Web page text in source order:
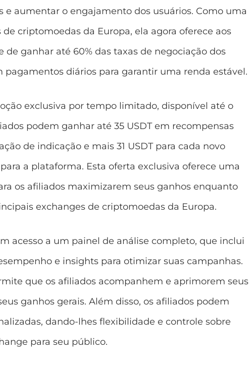
e aumentar o engajamento dos usuários. Como uma
criptomoedas da Europa, ela agora oferece aos
de ganhar até 60% das taxas de negociação dos
pagamentos diários para garantir uma renda estável.
exclusiva por tempo limitado, disponível até o
podem ganhar até 35 USDT em recompensas
de indicação e mais 31 USDT para cada novo
a plataforma. Esta oferta exclusiva oferece uma
os afiliados maximizarem seus ganhos enquanto
exchanges de criptomoedas da Europa.
acesso a um painel de análise completo, que inclui
e insights para otimizar suas campanhas.
que os afiliados acompanhem e aprimorem seus
ganhos gerais. Além disso, os afiliados podem
dando-lhes flexibilidade e controle sobre
para seu público.